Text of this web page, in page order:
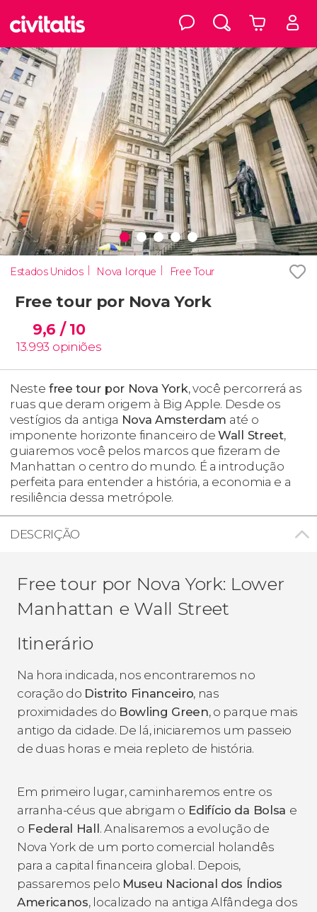
Estados Unidos Nova Iorque Free Tour
Free tour por Nova York
9,6 / 10
13.993 opiniões
Neste free tour por Nova York, você percorrerá as
ruas que deram origem à Big Apple. Desde os
vestígios da antiga Nova Amsterdam até o
imponente horizonte financeiro deWall Street,
guiaremos você pelos marcos que fizeram de
Manhattan o centro do mundo. É a introdução
perfeita para entender a história, a economia e a
resiliência dessa metrópole.
DESCRIÇÃO
Free tour por Nova York: Lower
Manhattan e Wall Street
Itinerário
Na hora indicada, nos encontraremos no
coração do Distrito Financeiro, nas
proximidades do Bowling Green, o parque mais
antigo da cidade. De lá, iniciaremos um passeio
de duas horas e meia repleto de história.
Em primeiro lugar, caminharemos entre os
arranha-céus que abrigam o Edifício da Bolsa e
o Federal Hall. Analisaremos a evolução de
Nova York de um porto comercial holandês
para a capital financeira global. Depois,
passaremos pelo Museu Nacional dos Índios
Americanos, localizado na antiga Alfândega dos